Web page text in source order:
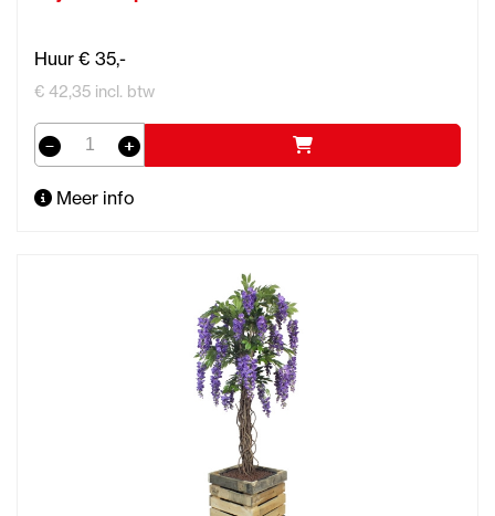
Huur € 35,-
€ 42,35 incl. btw
Meer info